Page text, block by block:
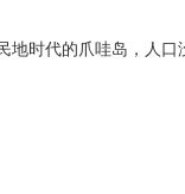
时代的爪哇岛，人